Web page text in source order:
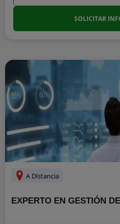
SOLICITAR
A Distancia
EXPERTO EN GESTIÓN